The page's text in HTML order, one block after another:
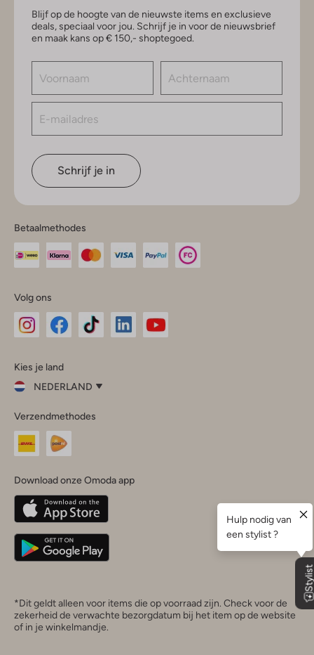
Blijf op de hoogte van de nieuwste items en exclusieve
deals, speciaal voor jou. Schrijf je in voor de nieuwsbrief
en maak kans op € 150,- shoptegoed.
Schrijf je in
Betaalmethodes
Volg ons
InstagramFacebook
Kies je land
NEDERLAND
je
land
Nederland
Belgique(Français)
Deutschland
Verzendmethodes
Download onze Omoda app
*Dit geldt alleen voor items die op voorraad zijn. Check voor de
zekerheid de verwachte bezorgdatum bij het item op de website
of in je winkelmandje.